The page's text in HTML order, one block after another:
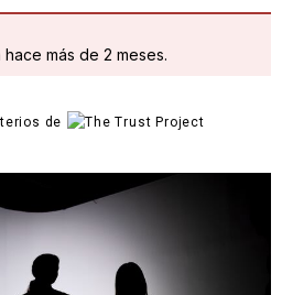
más de 2 meses.
de